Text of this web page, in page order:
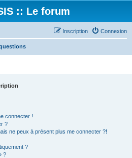
:: Le forum
Connexion
Inscription
connecter !
?
ne peux à présent plus me connecter ?!
?
?